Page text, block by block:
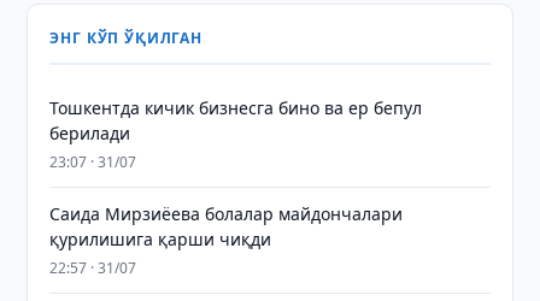
ЭНГ КЎП ЎҚИЛГАН
Тошкентда кичик бизнесга бино ва ер бепул
берилади
23:07 · 31/07
Саида Мирзиёева болалар майдончалари
қурилишига қарши чиқди
22:57 · 31/07